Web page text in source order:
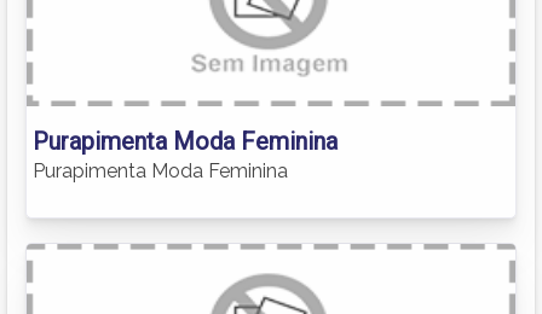
Purapimenta Moda Feminina
Purapimenta Moda Feminina